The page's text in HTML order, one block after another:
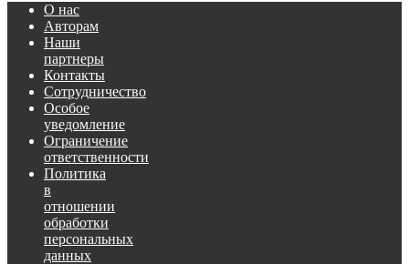
О нас
Авторам
Наши
партнеры
Контакты
Сотрудничество
Особое
уведомление
Ограничение
ответственности
Политика
в
отношении
обработки
персональных
данных